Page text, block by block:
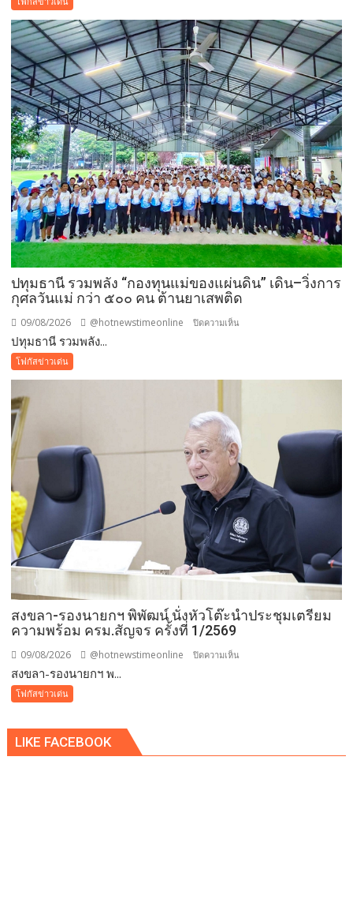
ล่าสุด
เบื้อง
ต้นทาง
โรงเรียน
ญว.
ได้
ปิด
ประตู
ทั้งหมด
ปทุมธานี รวมพลัง “กองทุนแม่ของแผ่นดิน” เดิน–วิ่งการ
กุศลวันแม่ กว่า ๕๐๐ คน ต้านยาเสพติด
09/08/2026 @hotnewstimeonline ปิดความเห็น
แผ่น
ดิน”
เดิน–
วิ่ง
การ
กุศล
วัน
แม่
กว่า
๕๐๐
คน
ปทุมธานี รวมพลัง...
โฟกัสข่าวเด่น
สงขลา-รองนายกฯ พิพัฒน์ นั่งหัวโต๊ะนำประชุมเตรียม
ความพร้อม ครม.สัญจร ครั้งที่ 1/2569
09/08/2026 @hotnewstimeonline ปิดความเห็น
นั่ง
สงขลา-รองนายกฯ พ...
โฟกัสข่าวเด่น
LIKE FACEBOOK